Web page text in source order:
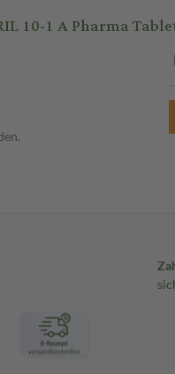
10-1 A Pharma